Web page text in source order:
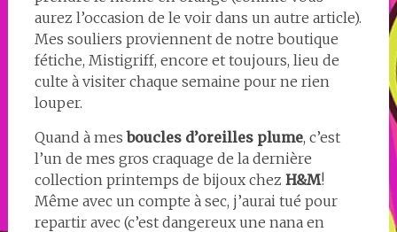
aurez l’occasion de le voir dans un autre article).
Mes souliers proviennent de notre boutique
fétiche, Mistigriff, encore et toujours, lieu de
culte à visiter chaque semaine pour ne rien
louper.
Quand à mesboucles d’oreilles plume, c’est
l’un de mes gros craquage de la dernière
collection printemps de bijoux chez H&M!
Même avec un compte à sec, j’aurai tué pour
repartir avec (c’est dangereux une nana en